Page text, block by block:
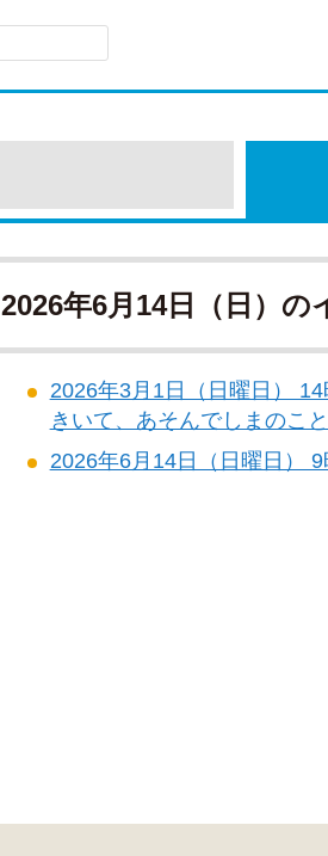
2026年6月14日（日）の
2026年3月1日（日曜日）
きいて、あそんでしまのこ
2026年6月14日（日曜日）